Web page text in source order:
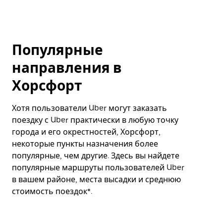
Популярные
направления в
Хорсфорт
Хотя пользователи Uber могут заказать
поездку с Uber практически в любую точку
города и его окрестностей, Хорсфорт,
некоторые пункты назначения более
популярные, чем другие. Здесь вы найдете
популярные маршруты пользователей Uber
в вашем районе, места высадки и среднюю
стоимость поездок*.